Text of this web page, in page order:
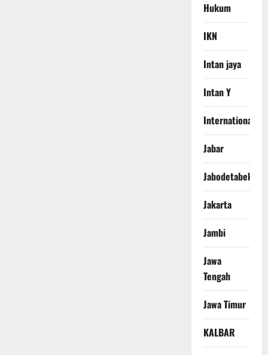
Hukum
IKN
Intan jaya
Intan Y
International
Jabar
Jabodetabek
Jakarta
Jambi
Jawa
Tengah
Jawa Timur
KALBAR